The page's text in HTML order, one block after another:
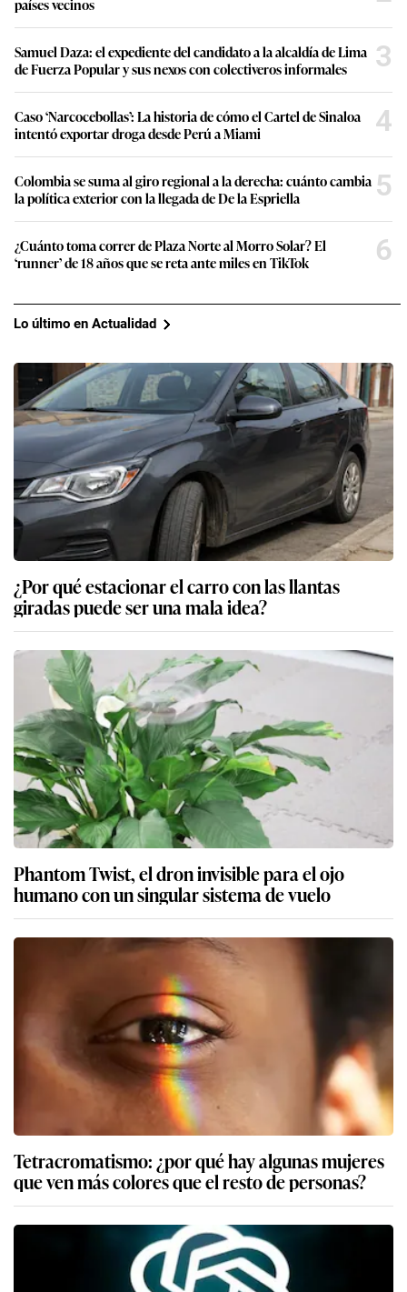
Samuel Daza: el expediente del candidato a la alcaldía de Lima
de Fuerza Popular y sus nexos con colectiveros informales
3
Caso ‘Narcocebollas’: La historia de cómo el Cartel de Sinaloa
intentó exportar droga desde Perú a Miami
4
Colombia se suma al giro regional a la derecha: cuánto cambia
la política exterior con la llegada de De la Espriella
5
¿Cuánto toma correr de Plaza Norte al Morro Solar? El
‘runner’ de 18 años que se reta ante miles en TikTok
6
Lo último en Actualidad
¿Por qué estacionar el carro con las llantas
giradas puede ser una mala idea?
Phantom Twist, el dron invisible para el ojo
humano con un singular sistema de vuelo
Tetracromatismo: ¿por qué hay algunas mujeres
que ven más colores que el resto de personas?